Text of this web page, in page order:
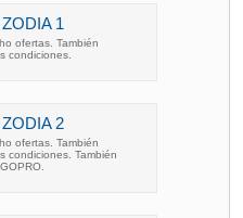
1
ofertas. También
condiciones.
2
ofertas. También
condiciones. También